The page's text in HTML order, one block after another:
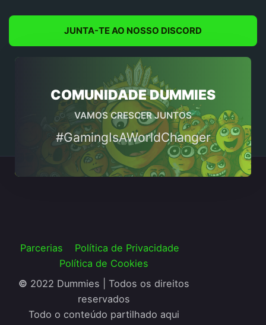
JUNTA-TE AO NOSSO DISCORD
COMUNIDADE DUMMIES
VAMOS CRESCER JUNTOS
#GamingIsAWorldChanger
Parcerias
Política de Privacidade
Política de Cookies
© 2022 Dummies | Todos os direitos
reservados
Todo o conteúdo partilhado aqui